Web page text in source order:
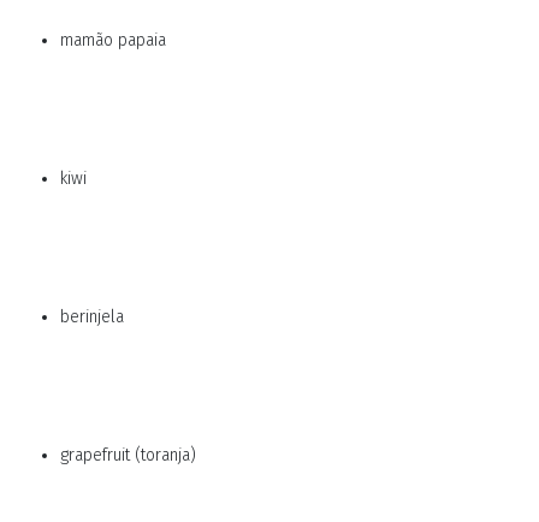
mamão papaia
kiwi
berinjela
grapefruit (toranja)